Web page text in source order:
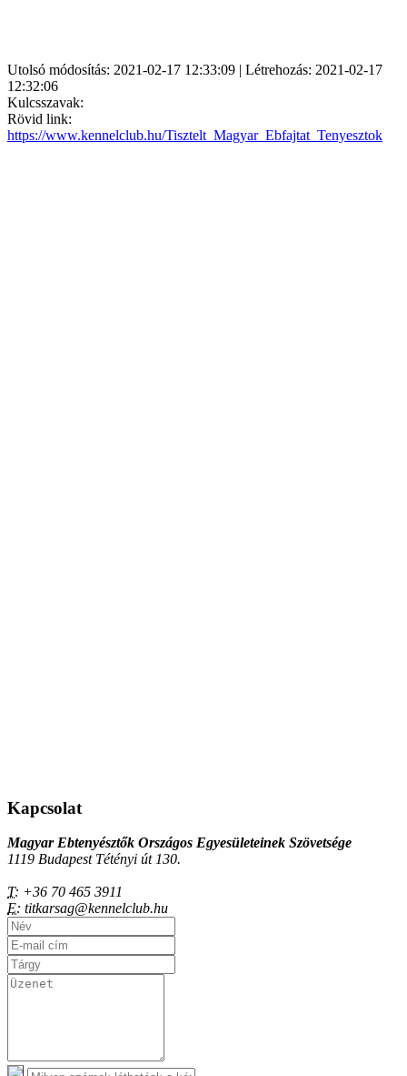
Utolsó módosítás: 2021-02-17 12:33:09 | Létrehozás: 2021-02-17
12:32:06
Kulcsszavak:
Rövid link:
https://www.kennelclub.hu/Tisztelt_Magyar_Ebfajtat_Tenyesztok
Kapcsolat
Magyar Ebtenyésztők Országos Egyesületeinek Szövetsége
1119 Budapest Tétényi út 130.
T: +36 70 465 3911
E: titkarsag@kennelclub.hu